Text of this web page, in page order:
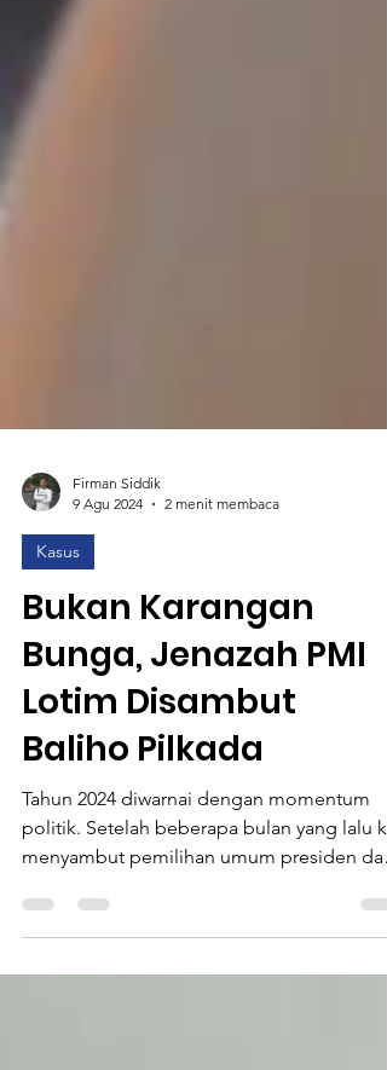
9 Agu 2024
2 menit membaca
Kasus
Bukan Karangan
Bunga, Jenazah PMI
Lotim Disambut
Baliho Pilkada
Tahun 2024 diwarnai dengan momentum
wakil presiden...